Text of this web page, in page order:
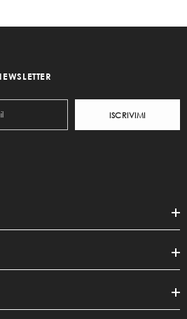
ISCRIVIMI